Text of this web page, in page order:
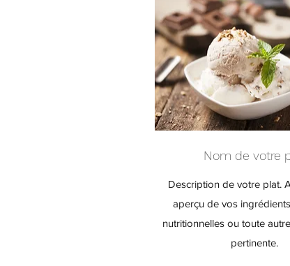
Nom de votre
Description de votre plat.
aperçu de vos
nutritionnelles ou toute
pertinente.